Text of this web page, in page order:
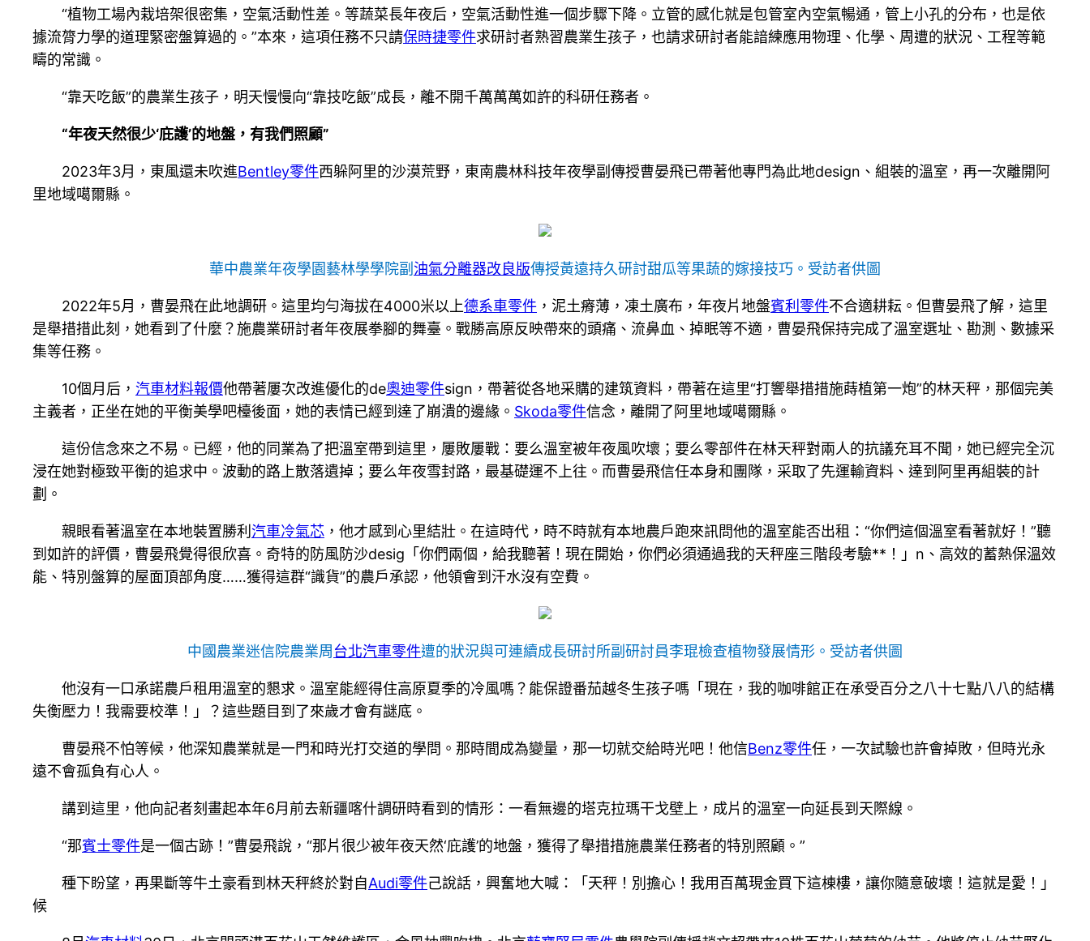
“植物工場內栽培架很密集，空氣活動性差。等蔬菜長年夜后，空氣活動性進一個步驟下降。立管的感化就是包管室內空氣暢通，管上小孔的分布，也是依
據流膂力學的道理緊密盤算過的。”本來，這項任務不只請保時捷零件求研討者熟習農業生孩子，也請求研討者能諳練應用物理、化學、周遭的狀況、工程等範
疇的常識。
“靠天吃飯”的農業生孩子，明天慢慢向“靠技吃飯”成長，離不開千萬萬萬如許的科研任務者。
“年夜天然很少‘庇護’的地盤，有我們照顧”
2023年3月，東風還未吹進Bentley零件西躲阿里的沙漠荒野，東南農林科技年夜學副傳授曹晏飛已帶著他專門為此地design、組裝的溫室，再一次離開阿
里地域噶爾縣。
華中農業年夜學園藝林學學院副 油氣分離器改良版傳授黃遠持久研討甜瓜等果蔬的嫁接技巧。受訪者供圖
2022年5月，曹晏飛在此地調研。這里均勻海拔在4000米以上德系車零件 ，泥土瘠薄，凍土廣布，年夜片地盤賓利零件不合適耕耘。但曹晏飛了解，這里
是舉措措此刻，她看到了什麼？施農業研討者年夜展拳腳的舞臺。戰勝高原反映帶來的頭痛、流鼻血、掉眠等不適，曹晏飛保持完成了溫室選址、勘測、數據采
集等任務。
10個月后， 汽車材料報價他帶著屢次改進優化的de奧迪零件sign，帶著從各地采購的建筑資料，帶著在這里“打響舉措措施蒔植第一炮”的林天秤，那個完美
主義者，正坐在她的平衡美學吧檯後面，她的表情已經到達了崩潰的邊緣。 Skoda零件信念，離開了阿里地域噶爾縣。
這份信念來之不易。已經，他的同業為了把溫室帶到這里，屢敗屢戰：要么溫室被年夜風吹壞；要么零部件在林天秤對兩人的抗議充耳不聞，她已經完全沉
浸在她對極致平衡的追求中。波動的路上散落遺掉；要么年夜雪封路，最基礎運不上往。而曹晏飛信任本身和團隊，采取了先運輸資料、達到阿里再組裝的計
劃。
親眼看著溫室在本地裝置勝利 汽車冷氣芯 ，他才感到心里結壯。在這時代，時不時就有本地農戶跑來訊問他的溫室能否出租：“你們這個溫室看著就好！”聽
到如許的評價，曹晏飛覺得很欣喜。奇特的防風防沙desig「你們兩個，給我聽著！現在開始，你們必須通過我的天秤座三階段考驗**！」n、高效的蓄熱保溫效
能、特別盤算的屋面頂部角度……獲得這群“識貨”的農戶承認，他領會到汗水沒有空費。
中國農業迷信院農業周 台北汽車零件遭的狀況與可連續成長研討所副研討員李琨檢查植物發展情形。受訪者供圖
他沒有一口承諾農戶租用溫室的懇求。溫室能經得住高原夏季的冷風嗎？能保證番茄越冬生孩子嗎「現在，我的咖啡館正在承受百分之八十七點八八的結構
失衡壓力！我需要校準！」？這些題目到了來歲才會有謎底。
曹晏飛不怕等候，他深知農業就是一門和時光打交道的學問。那時間成為變量，那一切就交給時光吧！他信Benz零件任，一次試驗也許會掉敗，但時光永
遠不會孤負有心人。
講到這里，他向記者刻畫起本年6月前去新疆喀什調研時看到的情形：一看無邊的塔克拉瑪干戈壁上，成片的溫室一向延長到天際線。
“那賓士零件是一個古跡！”曹晏飛說，“那片很少被年夜天然‘庇護’的地盤，獲得了舉措措施農業任務者的特別照顧。”
種下盼望，再果斷等牛土豪看到林天秤終於對自Audi零件己說話，興奮地大喊：「天秤！別擔心！我用百萬現金買下這棟樓，讓你隨意破壞！這就是愛！」
候